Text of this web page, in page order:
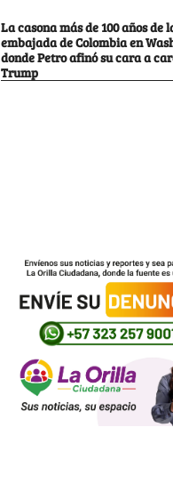
La casona más de 100 años de
embajada de Colombia en
donde Petro afinó su cara a
Trump